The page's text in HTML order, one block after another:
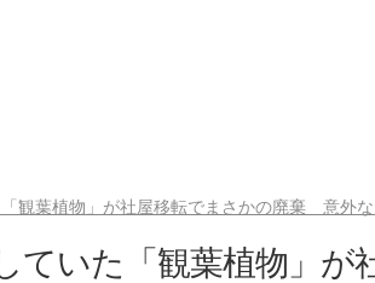
観葉植物」が社屋移転でまさかの廃棄 意外な
ていた「観葉植物」